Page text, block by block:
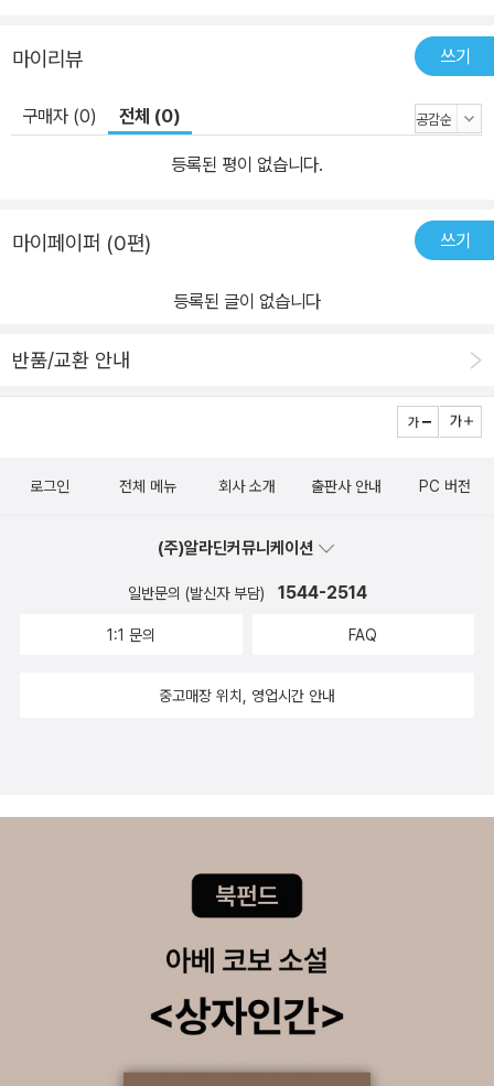
닌 후방지역에 시위진압 훈련을 마친 충정부대를 투입했다. 실제로는
‘소요진압’이 목적이었음이 ‘소요진압 공지 협동 작전 계획’ 지시에서
드러났다. 이 계획의 작전이란 ‘무장헬기 동원’을 명하는 것은 물론,
‘소요진압을 대간첩작전 차원에서 수행’하라는 군사작전이었다.
이 작전은 5일 후 광주에서 시행됐다.
1980년 5월이 되자 그동안 정치활동이 금지되었던 여러 야당, 민주
인사 등의 활동금지가 해제되었다. 따라서 그동안 억눌렸던 여러 인
사들이 본격적인 활동을 개시할 수 있게 되어 그야말로 사회전반 특
다.
국적으로 다양하게 전개되었다. 5월 16일 의과대학 본3 차상섭 회장
이 활발하게 전개되고 있으며 특히 서울에서의 학생시위가 체계적이
당시 의과대학은 통상적인 학생회를 구성하여 활동하고 있었고 매일
이 없을 정도로 바쁘고 촉박한 나날들을 보내고 있었다. 그래도 졸업
반인 우리들은 학과수업시간은 종료되고 병원실습을 돌고 있어서 그
13일부터 시작된 서울지역 대학생 시위의 열기가 사흘째 고조되면서
돌이 빚어졌다. 김종필 공화당 총재는 이날 오후 신현확 총리를 방문
경진압에 반대한다고 밝혔다.
이날 밤 서울지역 총학생회 대표들이 다시 고려대에 모여 긴급회의를
열었다. 가두시위를 계속할 것인지 투쟁일정을 둘러싸고 논의를 벌였
는데, 격론 끝에 당분간 시국의 추이를 관망하기로 결론을 내렸다.
학생들의 의사가 정부에 충분히 전달됐고, 군 투입 가능성이 높아졌
으며, 이틀간의 대규모 시위에도 정부가 휴교령을 내리지 못한 것으
로 보아 언제든 대대적인 시위를 다시 벌일 수도 있으니 일단 시위를
마이리뷰 쓰기
구매자 (0) 전체 (0)
등록된 평이 없습니다.
마이페이퍼 (0편) 쓰기
등록된 글이 없습니다
반품/교환 안내
로그인 전체 메뉴 회사 소개 출판사 안내 PC 버전
(주)알라딘커뮤니케이션
일반문의 (발신자 부담) 1544-2514
1:1 문의 FAQ
중고매장 위치, 영업시간 안내